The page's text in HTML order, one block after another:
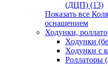
(ДЦП) (13)
Показать все
оснащением
Ходунки,
Ходунки
Ходунки с
Роллаторы